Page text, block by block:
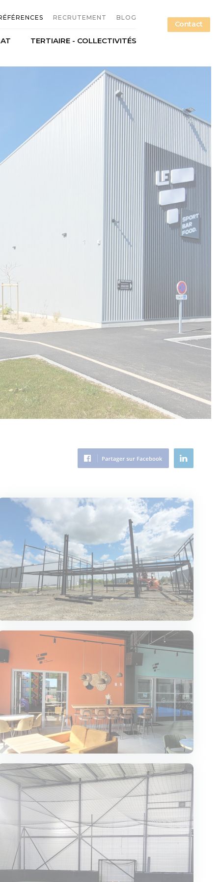
RECRUTEMENT
Candidature spontanée
Nos métiers
BLOG
TERTIAIRE - COLLECTIVITÉS
Contact